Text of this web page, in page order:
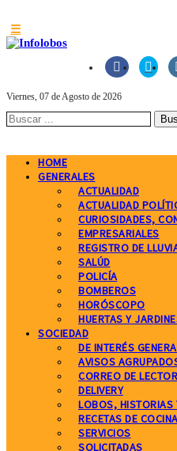
☰
 
Viernes, 07 de Agosto de 2026
HOME
GENERALES
ACTUALIDAD
ACTUALIDAD
CURIOSIDADES,
EMPRESARIALES
REGISTRO DE
SALÚD
POLICÍA
BOMBEROS
HORÓSCOPO
HUERTAS Y
SOCIEDAD
DE INTERÉS
AVISOS
CORREO DE
DELIVERY
LOBOS, HISTORIAS
RECETAS DE COCINA
SERVICIOS
SOLICITADAS